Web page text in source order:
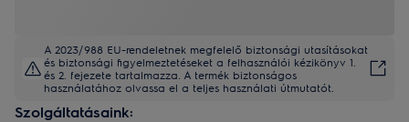
A 2023/988 EU-rendeletnek megfelelő biztonsági utasításokat
és biztonsági figyelmeztetéseket a felhasználói kézikönyv 1.
és 2. fejezete tartalmazza. A termék biztonságos
használatához olvassa el a teljes használati útmutatót.
Szolgáltatásaink: